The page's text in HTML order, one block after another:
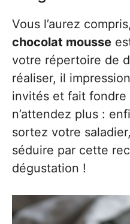
Vous l’aurez
chocolat mousse
votre répertoire de
réaliser, il
invités et fait
n’attendez plus :
sortez votre
séduire par cette
dégustation !